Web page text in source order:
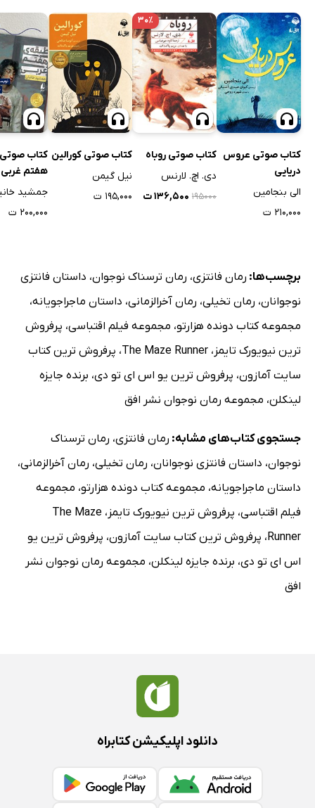
کتاب صوتی عروس
دریایی
الی بنجامین
۲۱۰,۰۰۰ ت
۳۰٪
کتاب صوتی روباه
دی. اچ. لارنس
۱۹۵۰۰۰ ۱۳۶,۵۰۰ ت
کتاب صوتی کورالین
نیل گیمن
۱۹۵,۰۰۰ ت
کتاب
هفتم غربی
جمشید
۲۰۰,۰۰۰ ت
برچسب‌ها: رمان فانتزی، رمان ترسناک نوجوان، داستان فانتزی
نوجوانان، رمان تخیلی، رمان آخرالزمانی، داستان ماجراجویانه،
مجموعه کتاب دونده هزارتو، مجموعه فیلم اقتباسی، پرفروش
ترین نیویورک تایمز ، The Maze Runner، پرفروش ترین کتاب
سایت آمازون، پرفروش ترین یو اس ای تو دی، برنده جایزه
لینکلن، مجموعه رمان نوجوان نشر افق
جستجوی کتاب‌های مشابه: رمان فانتزی، رمان ترسناک
نوجوان، داستان فانتزی نوجوانان، رمان تخیلی، رمان آخرالزمانی،
داستان ماجراجویانه، مجموعه کتاب دونده هزارتو، مجموعه
فیلم اقتباسی، پرفروش ترین نیویورک تایمز ، The Maze
Runner، پرفروش ترین کتاب سایت آمازون، پرفروش ترین یو
اس ای تو دی، برنده جایزه لینکلن، مجموعه رمان نوجوان نشر
افق
دانلود اپلیکیشن کتابراه